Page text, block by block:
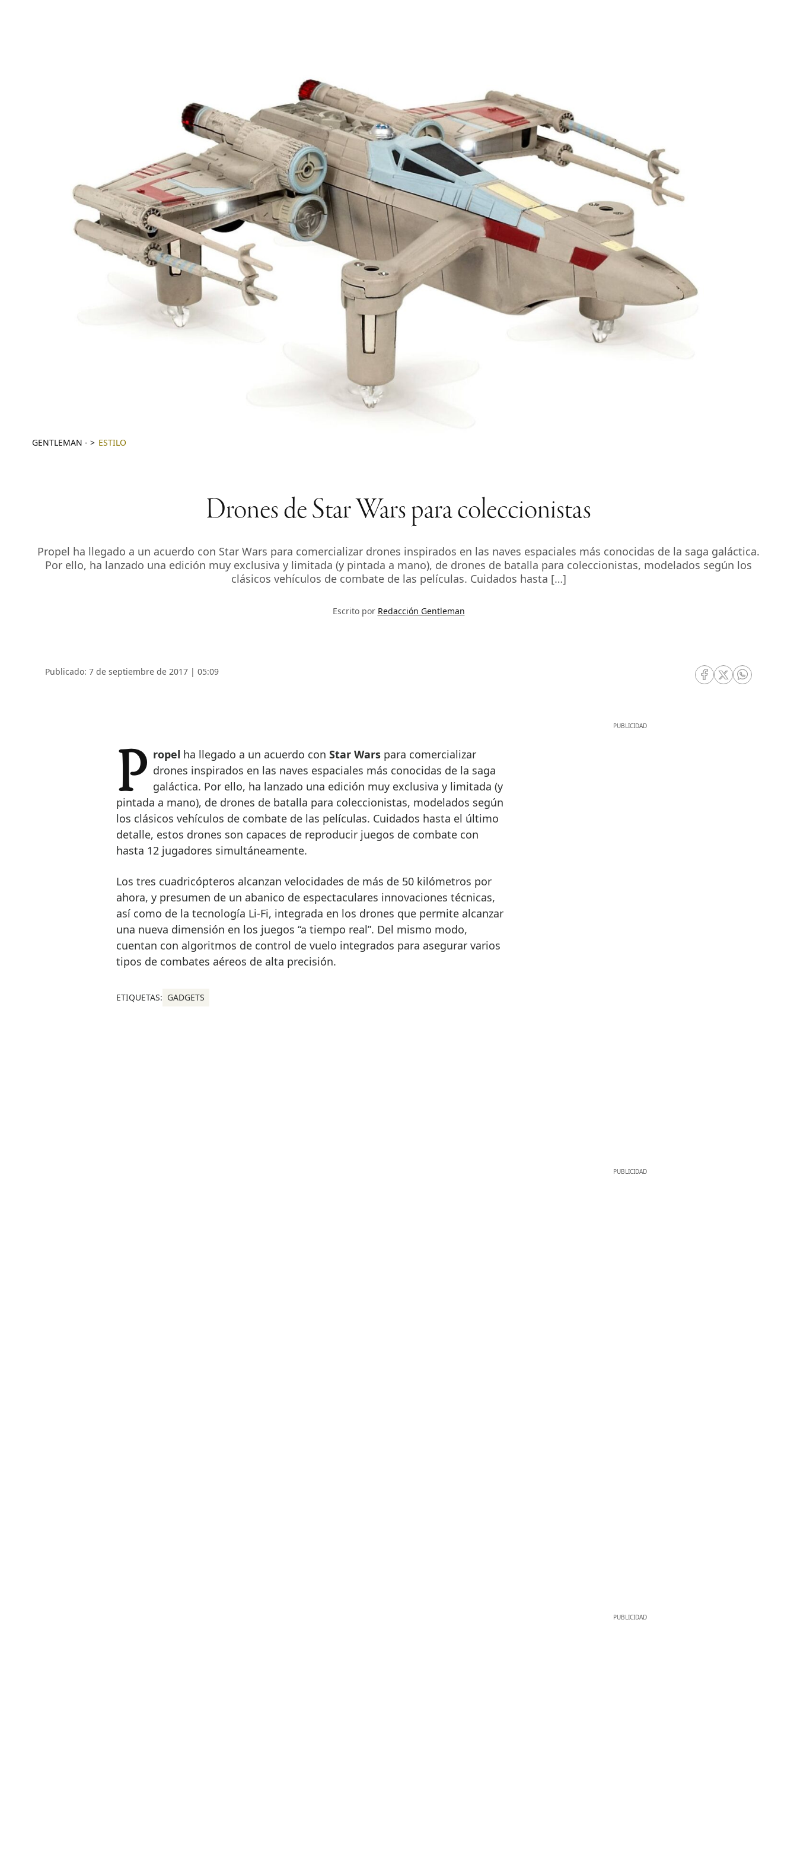
GENTLEMAN - ESTILO
Drones de Star Wars para coleccionistas
Propel ha llegado a un acuerdo con Star Wars para comercializar drones inspirados en las naves espaciales más conocidas de la saga galáctica.
Por ello, ha lanzado una edición muy exclusiva y limitada (y pintada a mano), de drones de batalla para coleccionistas, modelados según los
clásicos vehículos de combate de las películas. Cuidados hasta […]
Escrito por Redacción Gentleman
Publicado: 7 de septiembre de 2017 | 05:09
RRSS Facebook
RRSS Twitter
RRSS
Propel ha llegado a un acuerdo con Star Warspara comercializar
drones inspirados en las naves espaciales más conocidas de la saga
galáctica. Por ello, ha lanzado una edición muy exclusiva y limitada (y
pintada a mano), de drones de batalla para coleccionistas, modelados según
los clásicos vehículos de combate de las películas. Cuidados hasta el último
detalle, estos drones son capaces de reproducir juegos de combate con
hasta 12 jugadores simultáneamente.
Los tres cuadricópteros alcanzan velocidades de más de 50 kilómetros por
ahora, y presumen de un abanico de espectaculares innovaciones técnicas,
así como de la tecnología Li-Fi, integrada en los drones que permite alcanzar
una nueva dimensión en los juegos “a tiempo real”. Del mismo modo,
cuentan con algoritmos de control de vuelo integrados para asegurar varios
tipos de combates aéreos de alta precisión.
ETIQUETAS: GADGETS